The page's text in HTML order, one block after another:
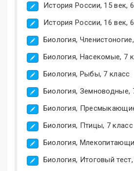
История России, 15 век,
История России, 16 век,
Биология,
Биология, Насекомые, 7
Биология, Рыбы, 7 класс
Биология, Земноводные,
Биология,
Биология, Птицы, 7 класс
Биология,
Биология, Итоговый